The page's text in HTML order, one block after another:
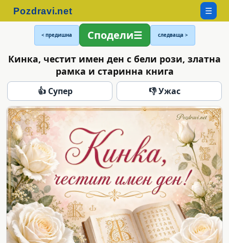
☰
< предишна Сподели следваща >
Кинка, честит имен ден с бели рози, златна
рамка и старинна книга
👍 Супер 👎 Ужас